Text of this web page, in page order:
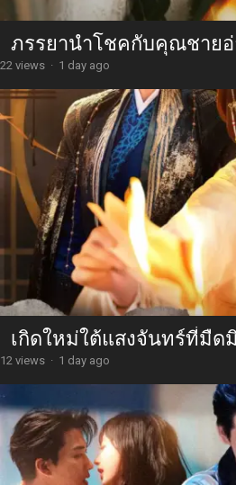
ภรรยานำโชคกับคุณชายอ่
22 views · 1 day ago
เกิดใหม่ใต้แสงจันทร์ที่มืด
12 views · 1 day ago